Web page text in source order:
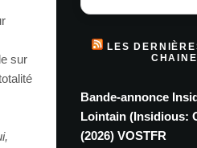
sur
LES
Bande-annonce
Lointain (Insidious:
(2026) VOSTFR